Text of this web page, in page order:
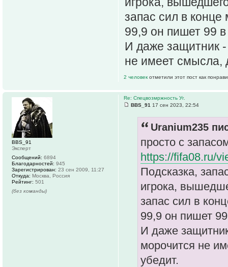
запас сил в конце
99,9 он пишет 99 в
И даже защитник
не имеет смысла,
2 человек отметили этот пост как
Re: Спецвозмржность Уг.
BBS_91 17 сен 2023, 22:54
Uranium235
просто с
https://fifa08.ru/
Подсказка,
игрока,
запас сил в
99,9 он пишет
И даже
морочится не
убедит.
BBS_91
Эксперт
Сообщений: 6894
Благодарностей: 945
Зарегистрирован: 23 сен 2009, 11:27
Откуда: Москва, Россия
Рейтинг: 501
(без команды)